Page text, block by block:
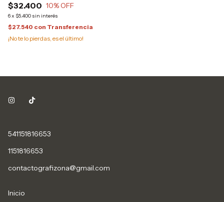
$32.400 10% OFF
6x $5.400 sin interés
$27.540 con Transferencia
¡No te lo pierdas, es el último!
541151816653
1151816653
contactografizona@gmail.com
Inicio